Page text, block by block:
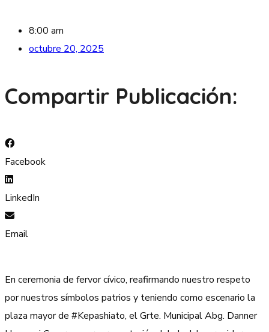
8:00 am
octubre 20, 2025
Compartir Publicación:
Facebook
LinkedIn
Email
En ceremonia de fervor cívico, reafirmando nuestro respeto
por nuestros símbolos patrios y teniendo como escenario la
plaza mayor de #Kepashiato, el Grte. Municipal Abg. Danner